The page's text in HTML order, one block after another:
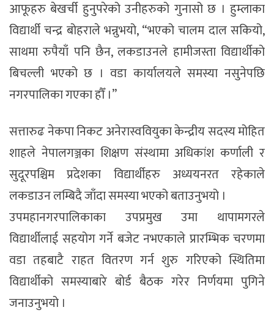
आफूहरु बेखर्ची हुनुपरेको उनीहरुको गुनासो छ । हुम्लाका
विद्यार्थी चन्द्र बोहराले भन्नुभयो, “भएको चालम दाल सकियो,
साथमा रुपैयाँ पनि छैन, लकडाउनले हामीजस्ता विद्यार्थीको
बिचल्ली भएको छ । वडा कार्यालयले समस्या नसुनेपछि
नगरपालिका गएका हौँ ।”
सत्तारुढ नेकपा निकट अनेरास्ववियुका केन्द्रीय सदस्य मोहित
शाहले नेपालगञ्जका शिक्षण संस्थामा अधिकांश कर्णाली र
सुदूरपश्चिम प्रदेशका विद्यार्थीहरु अध्ययनरत रहेकाले
लकडाउन लम्बिदै जाँदा समस्या भएको बताउनुभयो ।
उपमहानगरपालिकाका उपप्रमुख उमा थापामगरले
विद्यार्थीलाई सहयोग गर्ने बजेट नभएकाले प्रारम्भिक चरणमा
वडा तहबाटै राहत वितरण गर्न शुरु गरिएको स्थितिमा
विद्यार्थीको समस्याबारे बोर्ड बैठक गरेर निर्णयमा पुगिने
जनाउनुभयो ।